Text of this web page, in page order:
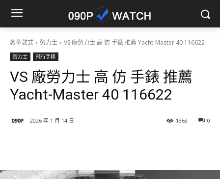
奢華款式 勞力士 VS 廠勞力士 高 仿 手錶 推薦 Yacht-Master 40 116622
勞力士 飛行手錶
VS 廠勞力士 高 仿 手錶 推薦
Yacht-Master 40 116622
090P 2026 年 1 月 14 日 0
1363